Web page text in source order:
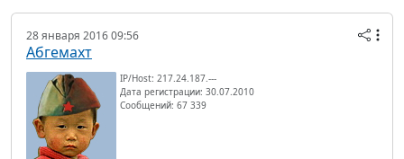
28 января 2016 09:56
Абгемахт
IP/Host: 217.24.187.---
Дата регистрации: 30.07.2010
Сообщений: 67 339